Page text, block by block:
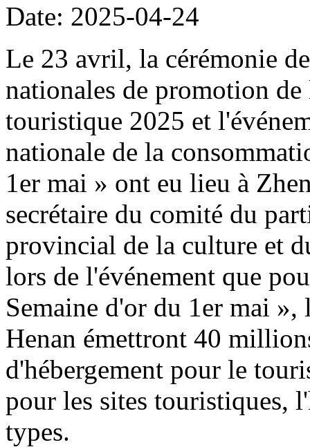
Date: 2025-04-24
Le 23 avril, la cérémonie
nationales de promotion
touristique 2025 et
nationale de la
1er mai » ont eu lieu à
secrétaire du comité du
provincial de la culture et
lors de l'événement que
Semaine d'or du 1er mai
Henan émettront 40
d'hébergement pour le
pour les sites touristiques,
types.